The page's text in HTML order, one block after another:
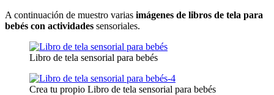
A continuación de muestro varias imágenes de libros de tela para
bebés con actividades sensoriales.
Libro de tela sensorial para bebés
Crea tu propio Libro de tela sensorial para bebés